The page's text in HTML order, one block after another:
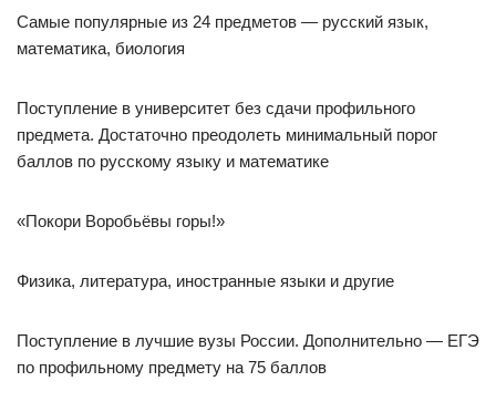
Самые популярные из 24 предметов — русский язык,
математика, биология
Поступление в университет без сдачи профильного
предмета. Достаточно преодолеть минимальный порог
баллов по русскому языку и математике
«Покори Воробьёвы горы!»
Физика, литература, иностранные языки и другие
Поступление в лучшие вузы России. Дополнительно — ЕГЭ
по профильному предмету на 75 баллов